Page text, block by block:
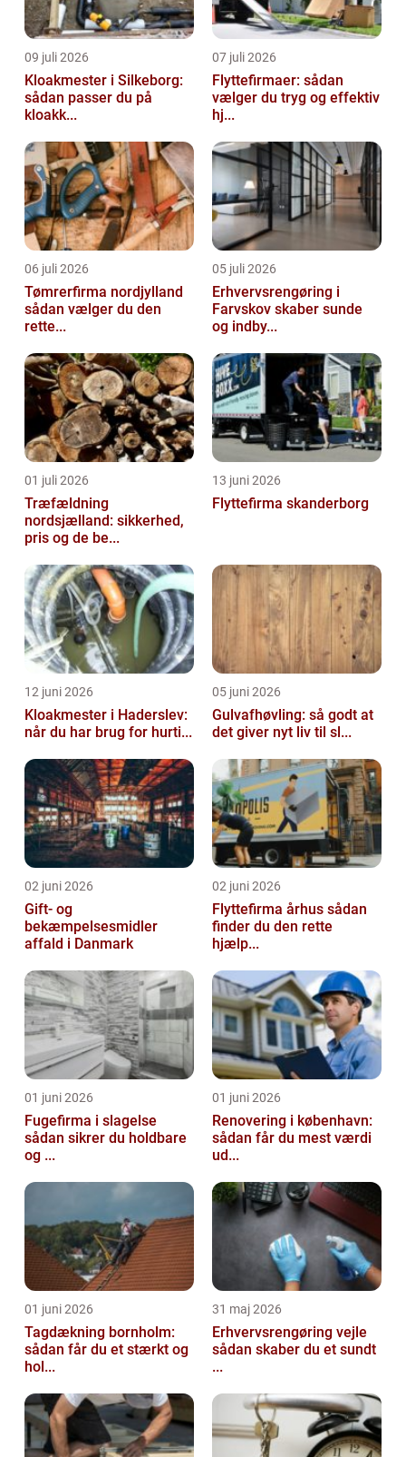
09 juli 2026
Kloakmester i Silkeborg:
sådan passer du på
kloakk...
07 juli 2026
Flyttefirmaer: sådan
vælger du tryg og effektiv
hj...
06 juli 2026
Tømrerfirma nordjylland
sådan vælger du den
rette...
05 juli 2026
Erhvervsrengøring i
Farvskov skaber sunde
og indby...
01 juli 2026
Træfældning
nordsjælland: sikkerhed,
pris og de be...
13 juni 2026
Flyttefirma skanderborg
12 juni 2026
Kloakmester i Haderslev:
når du har brug for hurti...
05 juni 2026
Gulvafhøvling: så godt at
det giver nyt liv til sl...
02 juni 2026
Gift- og
bekæmpelsesmidler
affald i Danmark
02 juni 2026
Flyttefirma århus sådan
finder du den rette
hjælp...
01 juni 2026
Fugefirma i slagelse
sådan sikrer du holdbare
og ...
01 juni 2026
Renovering i københavn:
sådan får du mest værdi
ud...
01 juni 2026
Tagdækning bornholm:
sådan får du et stærkt og
hol...
31 maj 2026
Erhvervsrengøring vejle
sådan skaber du et sundt
...